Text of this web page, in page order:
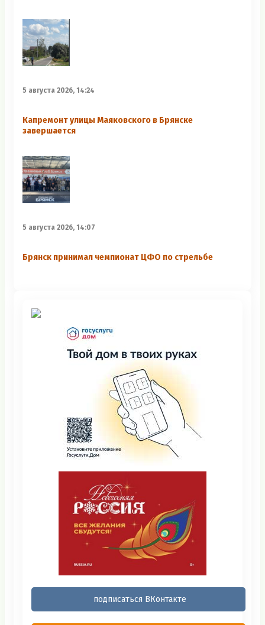
5 августа 2026, 14:24
Капремонт улицы Маяковского в Брянске
завершается
5 августа 2026, 14:07
Брянск принимал чемпионат ЦФО по стрельбе
подписаться ВКонтакте